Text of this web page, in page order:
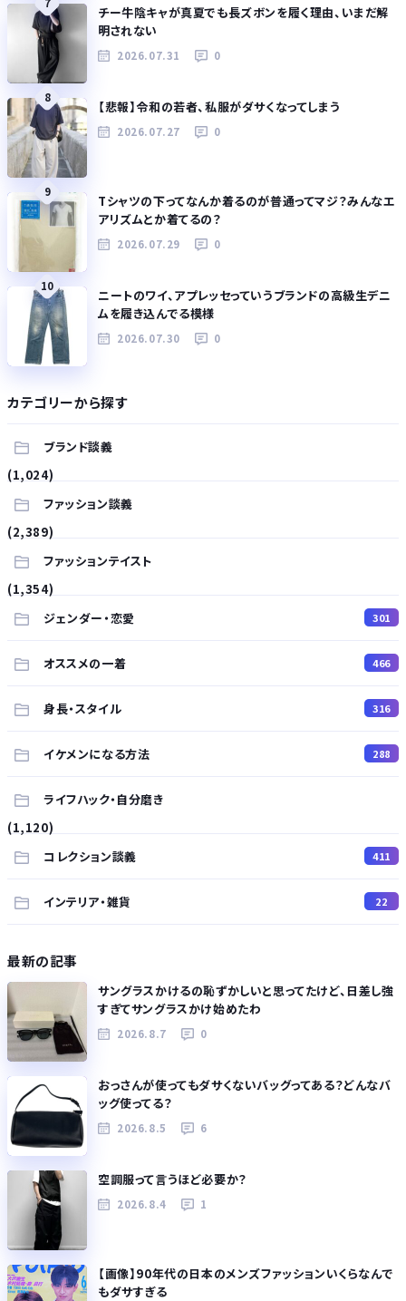
チー牛陰キャが真夏でも長ズボンを履く理由、いまだ解
明されない
2026.07.31 0
8
【悲報】令和の若者、私服がダサくなってしまう
2026.07.27 0
9
Tシャツの下ってなんか着るのが普通ってマジ？みんなエ
アリズムとか着てるの？
2026.07.29 0
10
ニートのワイ、アプレッセっていうブランドの高級生デニ
ムを履き込んでる模様
2026.07.30 0
カテゴリーから探す
ブランド談義
(1,024)
ファッション談義
(2,389)
ファッションテイスト
(1,354)
ジェンダー・恋愛
301
オススメの一着 466
身長・スタイル 316
イケメンになる方法 288
ライフハック・自分磨き
(1,120)
コレクション談義
411
インテリア・雑貨 22
最新の記事
サングラスかけるの恥ずかしいと思ってたけど、日差し強
すぎてサングラスかけ始めたわ
2026.8.7 0
おっさんが使ってもダサくないバッグってある？どんなバ
ッグ使ってる？
2026.8.5 6
空調服って言うほど必要か？
2026.8.4 1
【画像】90年代の日本のメンズファッションいくらなんで
もダサすぎる